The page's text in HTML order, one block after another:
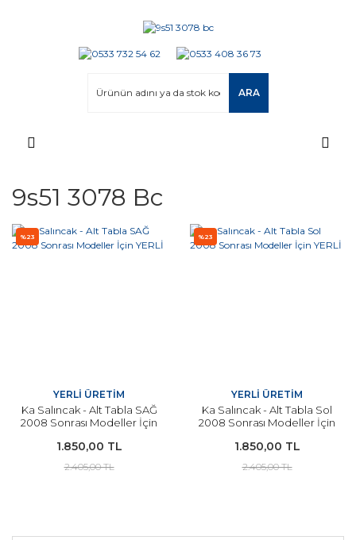
ARA
9s51 3078 Bc
%23
YERLİ ÜRETİM
Ka Salıncak - Alt Tabla SAĞ
2008 Sonrası Modeller İçin
1.850,00 TL
2.405,00 TL
%23
YERLİ ÜRETİM
Ka Salıncak - Alt Tabla Sol
2008 Sonrası Modeller İçin
1.850,00 TL
2.405,00 TL